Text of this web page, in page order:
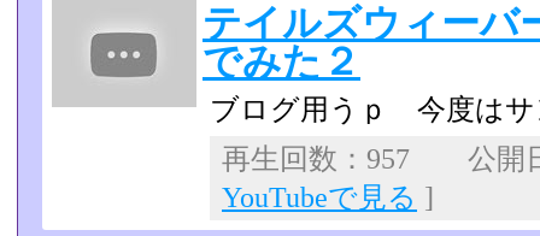
テイルズウィー
でみた２
ブログ用うｐ 今度はサ
再生回数：957 公
YouTubeで見る ]